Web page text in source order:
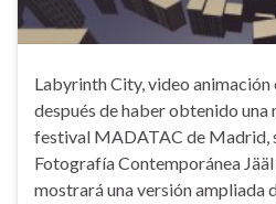
Labyrinth City, video animación
después de haber obtenido una
festival MADATAC de Madrid,
Fotografía Contemporánea
mostrará una versión ampliada